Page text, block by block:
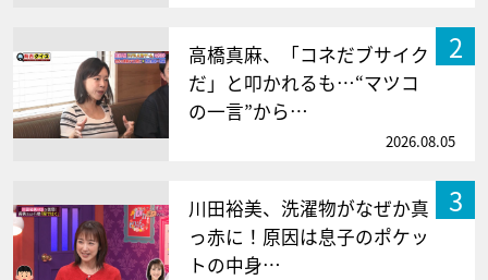
2
高橋真麻、「コネだブサイク
だ」と叩かれるも…“マツコ
の一言”から…
2026.08.05
3
川田裕美、洗濯物がなぜか真
っ赤に！原因は息子のポケッ
トの中身…